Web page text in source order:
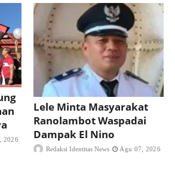
2026
Lele Minta Masyarakat
Ranolambot Waspadai
Dampak El Nino
Redaksi Identitas News Agu 07, 2026